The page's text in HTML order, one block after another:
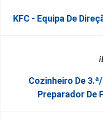
KFC - Equipa De
Cozinheiro De
Preparador De